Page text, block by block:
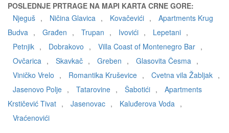
POSLEDNJE PRTRAGE NA MAPI KARTA CRNE GORE:
Njeguš , Ničina Glavica , Kovačevići ,
Apartments Krug
Budva , Građen , Trupan , Ivovići , Lepetani ,
Petnjik , Dobrakovo , Villa Coast of Montenegro Bar ,
Ovčarica , Skavkač , Greben , Glasovita Česma ,
Viničko Vrelo , Romantika Kruševice , Cvetna vila Žabljak ,
Jasenovo Polje , Tatarovine , Šabotići ,
Apartments
Krstičević Tivat , Jasenovac , Kaluđerova Voda ,
Vraćenovići